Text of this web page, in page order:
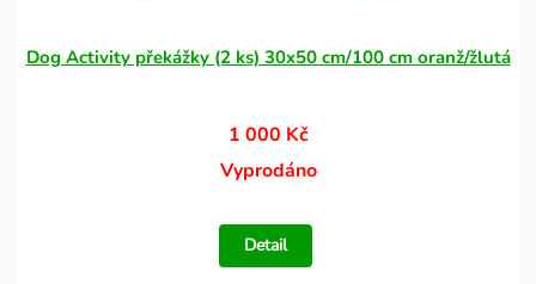
Dog Activity překážky (2 ks) 30x50 cm/100 cm oranž/žlutá
1 000 Kč
Vyprodáno
Detail